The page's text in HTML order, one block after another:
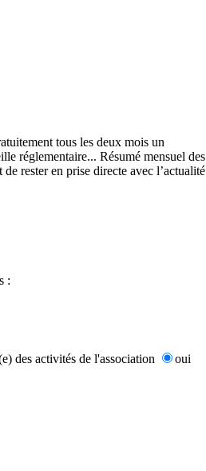
tous les deux mois un
réglementaire... Résumé mensuel des
rester en prise directe avec l’actualité
:
des activités de l'association
oui